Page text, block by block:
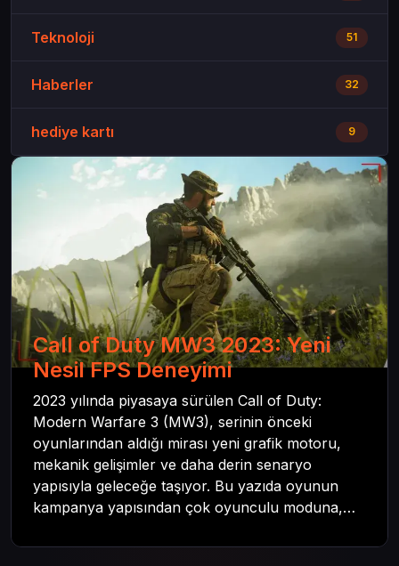
Teknoloji 51
Haberler 32
hediye kartı 9
Call of Duty MW3 2023: Yeni
Nesil FPS Deneyimi
2023 yılında piyasaya sürülen Call of Duty:
Modern Warfare 3 (MW3), serinin önceki
oyunlarından aldığı mirası yeni grafik motoru,
mekanik gelişimler ve daha derin senaryo
yapısıyla geleceğe taşıyor. Bu yazıda oyunun
kampanya yapısından çok oyunculu moduna,
kadar her şeyi kapsamaya çalışacaktır. Tüm